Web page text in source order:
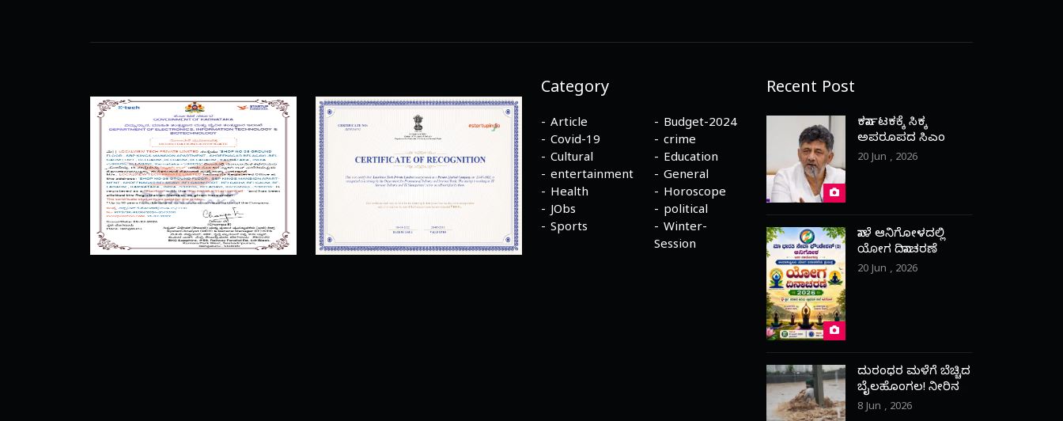
Category
Article
Budget-2024
Covid-19
crime
Cultural
Education
entertainment
General
Health
Horoscope
JObs
political
Sports
Winter-
Session
Recent Post
ಕರ್ನಾಟಕಕ್ಕೆ ಸಿಕ್ಕ
ಅಪರೂಪದ ಸಿಎಂ
20 Jun , 2026
ನಾಳೆ ಆನಿಗೋಳದಲ್ಲಿ
ಯೋಗ ದಿನಾಚರಣೆ
20 Jun , 2026
ದುರಂಧರ ಮಳೆಗೆ ಬೆಚ್ಚಿದ
ಬೈಲಹೊಂಗಲ! ನೀರಿನ
ಹೊರಹರಿವಿಗಾಗಿ ಪ್ರಾಣ
8 Jun , 2026